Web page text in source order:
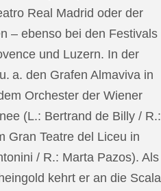
Real Madrid oder der
– ebenso bei den Festivals
und Luzern. In der
a. den Grafen Almaviva in
Orchester der Wiener
(L.: Bertrand de Billy / R.:
Gran Teatre del Liceu in
/ R.: Marta Pazos). Als
kehrt er an die Scala